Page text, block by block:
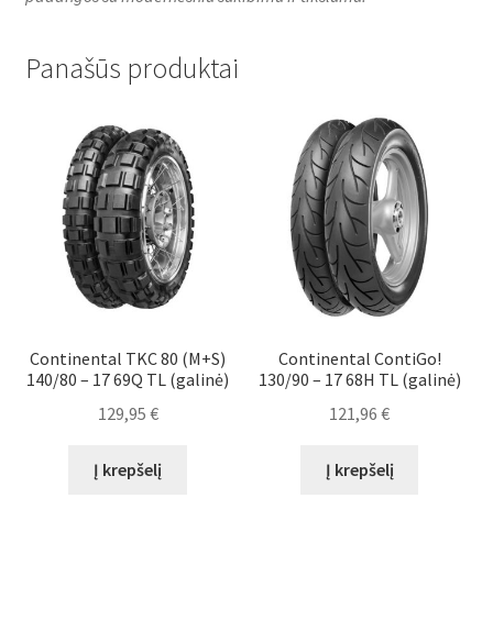
Panašūs produktai
Continental TKC 80 (M+S)
140/80 – 17 69Q TL (galinė)
129,95 €
Į krepšelį
Continental ContiGo!
130/90 – 17 68H TL (galinė)
121,96€
Į krepšelį